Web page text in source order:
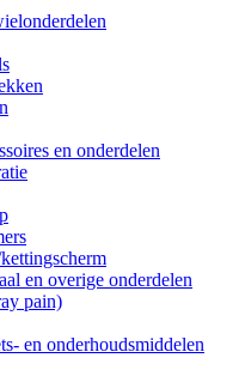
en onderdelen
en overige onderdelen
pain)
en onderhoudsmiddelen